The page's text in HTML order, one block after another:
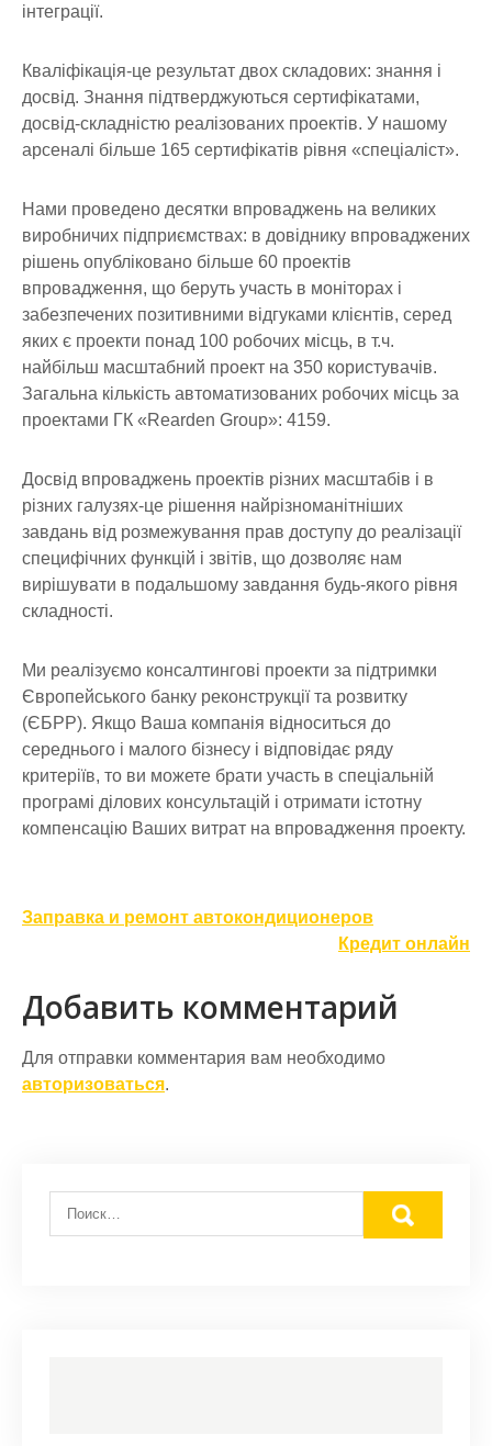
інтеграції.
Кваліфікація-це результат двох складових: знання і
досвід. Знання підтверджуються сертифікатами,
досвід-складністю реалізованих проектів. У нашому
арсеналі більше 165 сертифікатів рівня «спеціаліст».
Нами проведено десятки впроваджень на великих
виробничих підприємствах: в довіднику впроваджених
рішень опубліковано більше 60 проектів
впровадження, що беруть участь в моніторах і
забезпечених позитивними відгуками клієнтів, серед
яких є проекти понад 100 робочих місць, в т.ч.
найбільш масштабний проект на 350 користувачів.
Загальна кількість автоматизованих робочих місць за
проектами ГК «Rearden Group»: 4159.
Досвід впроваджень проектів різних масштабів і в
різних галузях-це рішення найрізноманітніших
завдань від розмежування прав доступу до реалізації
специфічних функцій і звітів, що дозволяє нам
вирішувати в подальшому завдання будь-якого рівня
складності.
Ми реалізуємо консалтингові проекти за підтримки
Європейського банку реконструкції та розвитку
(ЄБРР). Якщо Ваша компанія відноситься до
середнього і малого бізнесу і відповідає ряду
критеріїв, то ви можете брати участь в спеціальній
програмі ділових консультацій і отримати істотну
компенсацію Ваших витрат на впровадження проекту.
Навигация
записям
Заправка и ремонт автокондиционеров
Кредит онлайн
Добавить комментарий
Для отправки комментария вам необходимо
авторизоваться.